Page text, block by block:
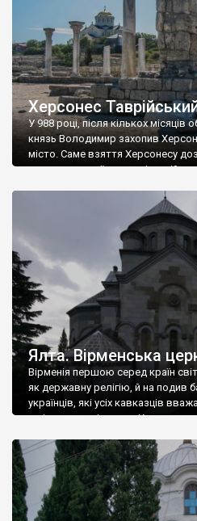
Херсонес
У 988 році, після кількох місяців
князь Володимир захопив
місто. Саме взяття Херсонесу
диктувати свої умови
Херсонесі Володимир-язичник,
А потім було Хрещення Русі. На
Ялта. Вірменська
Вірменія першою серед країн
як державну релігію, й на подив
українців, які усіх кавказців
є відданими вірянами Христа